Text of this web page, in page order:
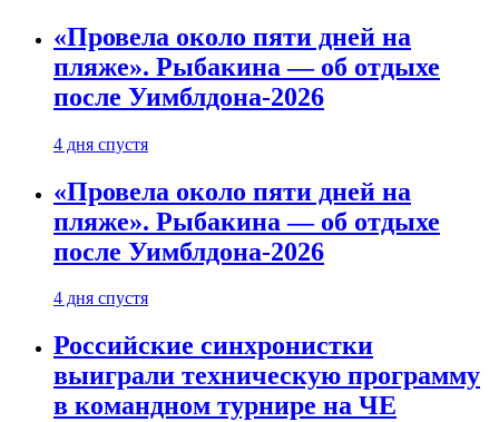
«Провела около пяти дней на
пляже». Рыбакина — об отдыхе
после Уимблдона-2026
4 дня спустя
«Провела около пяти дней на
пляже». Рыбакина — об отдыхе
после Уимблдона-2026
4 дня спустя
Российские синхронистки
выиграли техническую программу
в командном турнире на ЧЕ